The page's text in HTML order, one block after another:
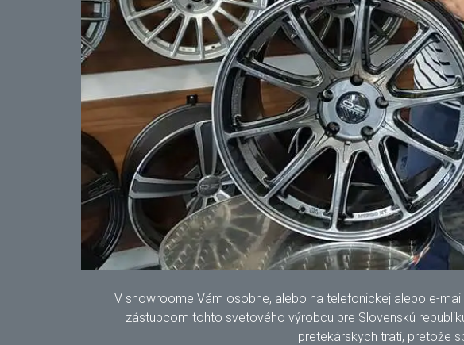
V showroome Vám osobne, alebo na telefonickej alebo e-
zástupcom tohto svetového výrobcu pre Slovenskú
pretekárskych tratí, pretože